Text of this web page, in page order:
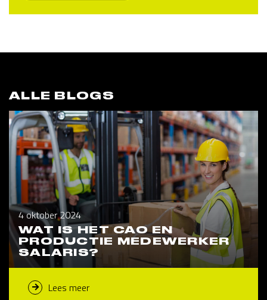
ALLE BLOGS
4 oktober 2024
WAT IS HET CAO EN
PRODUCTIE MEDEWERKER
SALARIS?
Lees meer